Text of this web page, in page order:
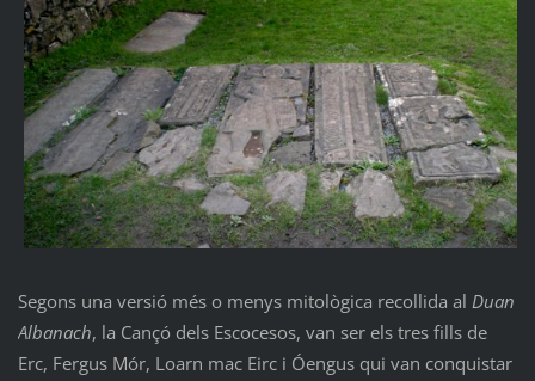
Segons una versió més o menys mitològica recollida al Duan
Albanach, la Cançó dels Escocesos, van ser els tres fills de
Erc, Fergus Mór, Loarn mac Eirc i Óengus qui van conquistar